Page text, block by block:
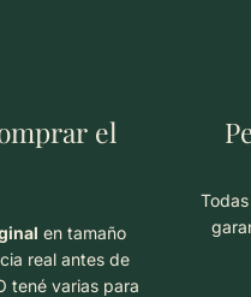
el
en tamaño
real antes de
tené varias para